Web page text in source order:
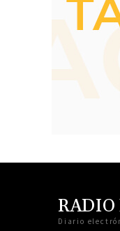
RADIO
Diario